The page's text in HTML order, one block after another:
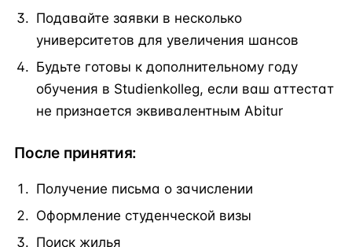
Подавайте заявки в несколько
университетов для увеличения шансов
Будьте готовы к дополнительному году
обучения в Studienkolleg, если ваш аттестат
не признается эквивалентным Abitur
После принятия:
Получение письма о зачислении
Оформление студенческой визы
Поиск жилья